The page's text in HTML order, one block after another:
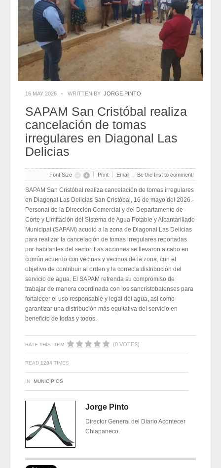
Eduardo Ramírez impulsa infraestructura educativa y programas
para el bienestar de Huixtla y Frontera Hidalgo
2026-07-31
NEI inicia cadena de cambios entre exigencias de
transparencia y más espacios
2026-07-31
Edmundo Lazos Zuart, nuevo presidente del Club
2026-07-31
2026-07-31
Eduardo Ramírez impulsa infraestructura educativa y programas
para el bienestar de Huixtla y Frontera Hidalgo
2026-07-31
NEI inicia cadena de cambios entre exigencias de
transparencia y más espacios
Edmundo Lazos Zuart, nuevo presidente del Club
Rotario Ejecutivo de San Cristóbal
2026-07-31
16 MAY 2026 WRITTEN BY JORGE PINTO
SAPAM San Cristóbal realiza
cancelación de tomas
irregulares en Diagonal Las
Delicias
Font Size Print Email Be the first to comment!
SAPAM San Cristóbal realiza cancelación de tomas irregulares
en Diagonal Las Delicias San Cristóbal, 16 de mayo del 2026.-
Personal de la Dirección Comercial y del Departamento de
Corte y Limitación del Sistema de Agua Potable y Alcantarillado
Municipal (SAPAM) acudió a la zona de Diagonal Las Delicias
para realizar la cancelación de tomas irregulares reportadas
por habitantes del sector. Las acciones se llevaron a cabo en
común acuerdo con vecinas y vecinos de la zona, con el
objetivo de contribuir al orden y la correcta distribución del
servicio de agua. El SAPAM refrenda su compromiso de
trabajar de manera coordinada con los sancristobalenses para
fortalecer el uso responsable y legal del agua, así como
garantizar una distribución más equitativa del servicio en
beneficio de todas y todos.
RATE THIS ITEM (0 VOTES)
READ 1204 TIMES
IN MUNICIPIOS
Jorge Pinto
Director General del Diario Acontecer
Chiapaneco.